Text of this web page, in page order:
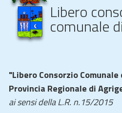
Libero
comunale di
"Libero Consorzio
Provincia Regionale di
ai sensi della L.R. n.15/2015